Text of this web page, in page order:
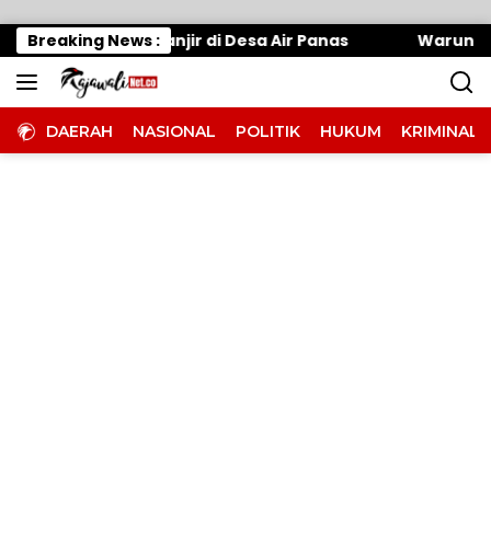
Breaking News :
Tangani Banjir di Desa Air Panas Warung
DAERAH NASIONAL POLITIK HUKUM KRIMINAL